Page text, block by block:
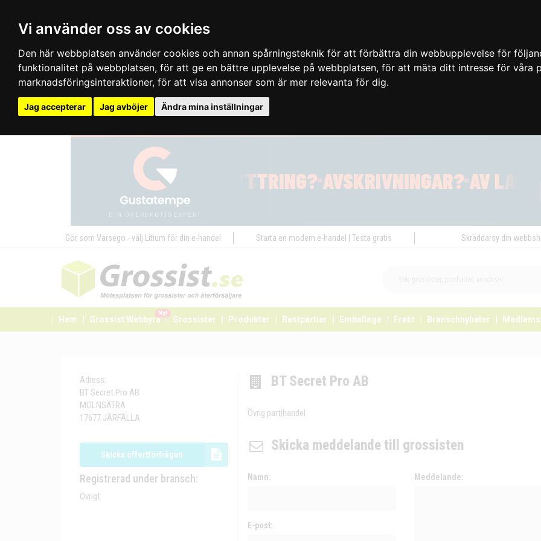
Vi använder oss av cookies
Den här webbplatsen använder cookies och annan spårningsteknik för att förbättra din webbupplevelse för
funktionalitet på webbplatsen, för att ge en bättre upplevelse på webbplatsen, för att mäta ditt intresse för våra
marknadsföringsinteraktioner, för att visa annonser som är mer relevanta för dig.
Jag accepterar Jag avböjer Ändra mina inställningar
Gör som Varsego - välj Litium för din e-handel Starta en modern e-handel | Testa gratis Skräddarsy din
Hem Grossist Webbyrå
Ny!
Grossister Produkter Restpartier Emballage Frakt Branschnyheter
Adress:
BT Secret Pro AB
MOLNSÄTRA
17677 JÄRFÄLLA
Skicka offertförfrågan
Registrerad under bransch:
Övrigt
BT Secret Pro AB
Övrig partihandel
Skicka meddelande till grossisten
Namn:
E-post:
Meddelande: